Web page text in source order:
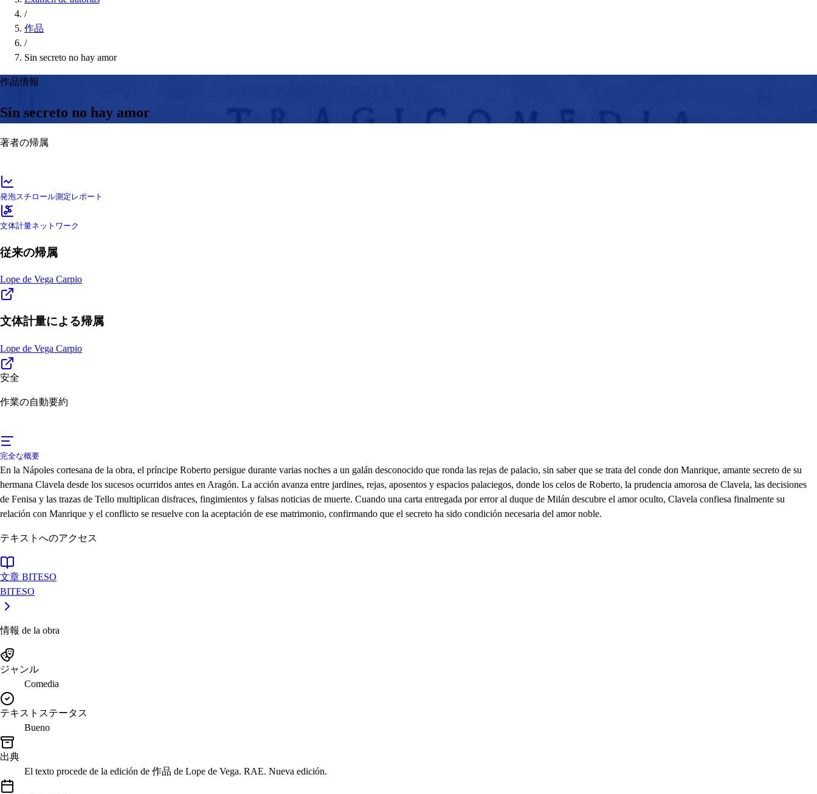
/
作品
/
Sin secreto no hay amor
作品情報
Sin secreto no hay amor
著者の帰属
発泡スチロール測定レポート
文体計量ネットワーク
従来の帰属
Lope de Vega Carpio
文体計量による帰属
Lope de Vega Carpio
安全
作業の自動要約
完全な概要
En la Nápoles cortesana de la obra, el príncipe Roberto persigue durante varias noches a un galán desconocido que ronda las rejas de palacio, sin saber que se trata del conde don Manrique, amante secreto de su
hermana Clavela desde los sucesos ocurridos antes en Aragón. La acción avanza entre jardines, rejas, aposentos y espacios palaciegos, donde los celos de Roberto, la prudencia amorosa de Clavela, las decisiones
de Fenisa y las trazas de Tello multiplican disfraces, fingimientos y falsas noticias de muerte. Cuando una carta entregada por error al duque de Milán descubre el amor oculto, Clavela confiesa finalmente su
relación con Manrique y el conflicto se resuelve con la aceptación de ese matrimonio, confirmando que el secreto ha sido condición necesaria del amor noble.
テキストへのアクセス
文章 BITESO
BITESO
情報 de la obra
ジャンル
Comedia
テキストステータス
Bueno
出典
El texto procede de la edición de 作品 de Lope de Vega. RAE. Nueva edición.